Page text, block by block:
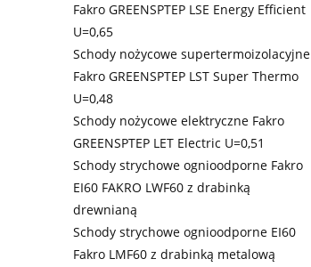
Fakro GREENSPTEP LSE Energy Efficient
U=0,65
Schody nożycowe supertermoizolacyjne
Fakro GREENSPTEP LST Super Thermo
U=0,48
Schody nożycowe elektryczne Fakro
GREENSPTEP LET Electric U=0,51
Schody strychowe ognioodporne Fakro
EI60 FAKRO LWF60 z drabinką
drewnianą
Schody strychowe ognioodporne EI60
Fakro LMF60 z drabinką metalową